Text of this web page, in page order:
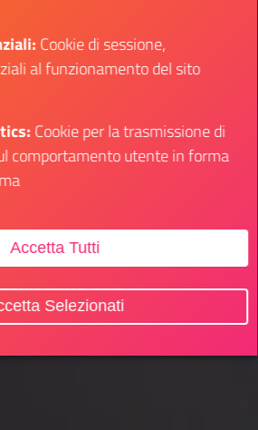
Cookie di sessione,
al funzionamento del sito
Cookie per la trasmissione di
comportamento utente in forma
Accetta Tutti
Selezionati